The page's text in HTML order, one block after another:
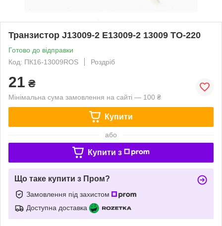
Транзистор J13009-2 E13009-2 13009 TO-220
Готово до відправки
Код: ПК16-13009ROS
Роздріб
21 ₴
Мінімальна сума замовлення на сайті — 100 ₴
Купити
або
Купити з
Що таке купити з Пром?
Замовлення під захистом
Доступна доставка